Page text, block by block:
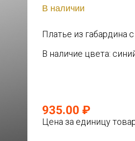
В наличии
Платье из габардина
В наличие цвета:
935.00 ₽
Цена за единицу